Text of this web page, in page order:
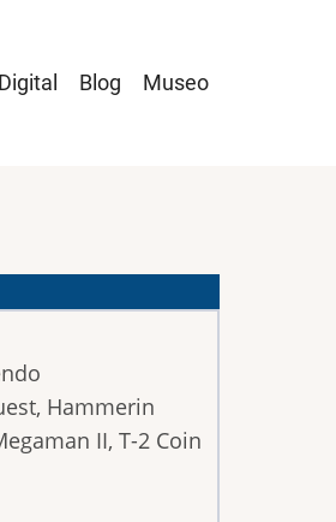
Blog Museo
Hammerin
II, T-2 Coin